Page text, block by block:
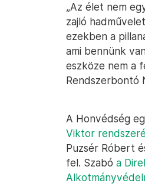
„Az élet nem
zajló
ezekben a
ami bennünk
eszköze nem a
Rendszerbontó
A Honvédség
Viktor
Puzsér Róbert
fel. Szabó a